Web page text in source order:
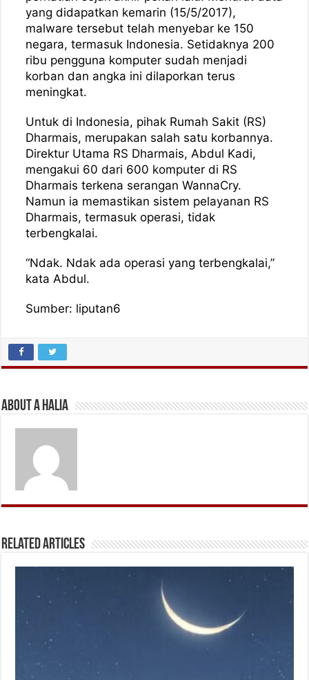
yang didapatkan kemarin (15/5/2017),
malware tersebut telah menyebar ke 150
negara, termasuk Indonesia. Setidaknya 200
ribu pengguna komputer sudah menjadi
korban dan angka ini dilaporkan terus
meningkat.
Untuk di Indonesia, pihak Rumah Sakit (RS)
Dharmais, merupakan salah satu korbannya.
Direktur Utama RS Dharmais, Abdul Kadi,
mengakui 60 dari 600 komputer di RS
Dharmais terkena serangan WannaCry.
Namun ia memastikan sistem pelayanan RS
Dharmais, termasuk operasi, tidak
terbengkalai.
“Ndak. Ndak ada operasi yang terbengkalai,”
kata Abdul.
Sumber: liputan6
About A Halia
Related Articles